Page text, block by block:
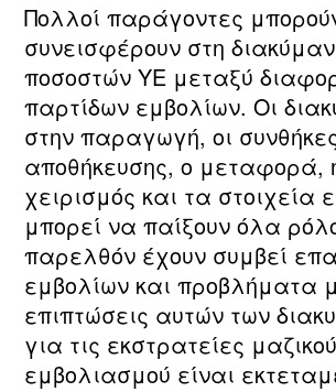
Πολλοί παράγοντες
συνεισφέρουν στη
ποσοστών ΥΕ μεταξύ
παρτίδων εμβολίων. Οι
στην παραγωγή, οι
αποθήκευσης, ο μεταφορά,
χειρισμός και τα στοιχεία
μπορεί να παίξουν όλα
παρελθόν έχουν συμβεί
εμβολίων και προβλήματα
επιπτώσεις αυτών των
για τις εκστρατείες μαζικού
εμβολιασμού είναι